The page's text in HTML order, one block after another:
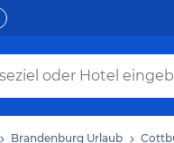
Brandenburg Urlaub